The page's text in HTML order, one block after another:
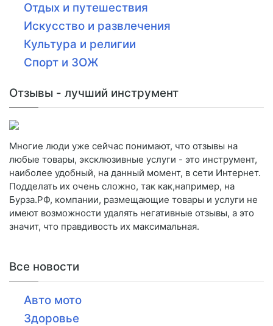
Отдых и путешествия
Искусство и развлечения
Культура и религии
Спорт и ЗОЖ
Отзывы - лучший инструмент
Многие люди уже сейчас понимают, что отзывы на
любые товары, эксклюзивные услуги - это инструмент,
наиболее удобный, на данный момент, в сети Интернет.
Подделать их очень сложно, так как,например, на
Бурза.РФ, компании, размещающие товары и услуги не
имеют возможности удалять негативные отзывы, а это
значит, что правдивость их максимальная.
Все новости
Авто мото
Здоровье